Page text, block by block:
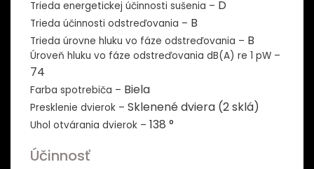
Trieda energetickej účinnosti sušenia – D
Trieda účinnosti odstreďovania – B
Trieda úrovne hluku vo fáze odstreďovania – B
Úroveň hluku vo fáze odstreďovania dB(A) re 1 pW –
74
Farba spotrebiča – Biela
Presklenie dvierok – Sklenené dviera (2 sklá)
Uhol otvárania dvierok – 138 °
Účinnosť